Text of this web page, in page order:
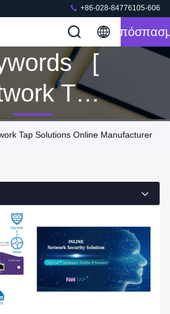
+86-028-84776105-606
[
Tap
]
Tap Solutions Online Manufacturer